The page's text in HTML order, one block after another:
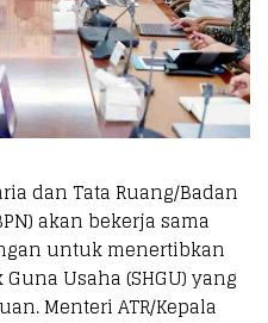
dan Tata Ruang/Badan
akan bekerja sama
untuk menertibkan
Usaha (SHGU) yang
Menteri ATR/Kepala